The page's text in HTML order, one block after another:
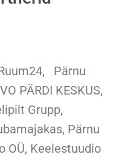
Pärnu
PÄRDI KESKUS,
Grupp,
Pärnu
OÜ, Keelestuudio